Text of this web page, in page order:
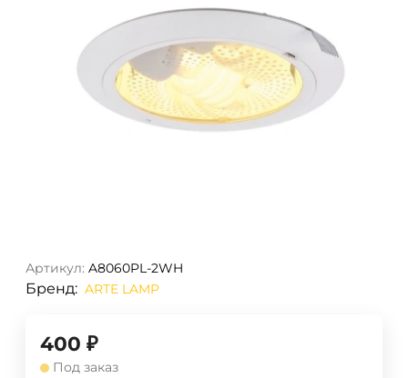
Артикул: A8060PL-2WH
Бренд: ARTE LAMP
400 ₽
Под заказ